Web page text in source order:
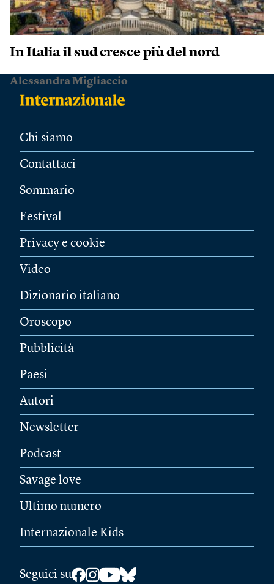
In Italia il sud cresce più del nord
Alessandra Migliaccio
Chi siamo
Contattaci
Sommario
Festival
Privacy e cookie
Video
Dizionario italiano
Oroscopo
Pubblicità
Paesi
Autori
Newsletter
Podcast
Savage love
Ultimo numero
Internazionale Kids
Seguici su